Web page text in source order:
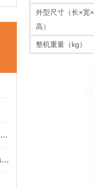
三维运动混合机的改进具体表现在哪些方面
SYH三维运动混合机SYH Series Three Dimensional Mixer
外型尺寸（长×宽×
高）
整机重量（kg）